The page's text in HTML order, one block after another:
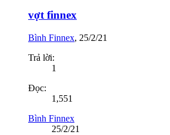
vợt finnex
Bình Finnex, 25/2/21
Trả lời:
1
Đọc:
1,551
Bình Finnex
25/2/21